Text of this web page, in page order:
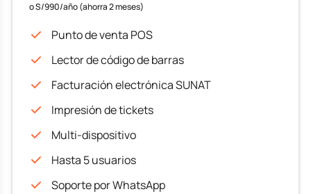
o S/990/año (ahorra 2 meses)
Punto de venta POS
Lector de código de barras
Facturación electrónica SUNAT
Impresión de tickets
Multi-dispositivo
Hasta 5 usuarios
Soporte por WhatsApp